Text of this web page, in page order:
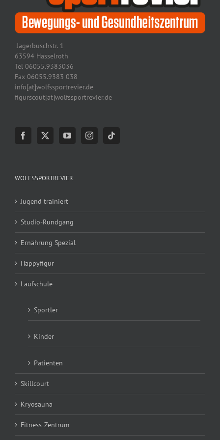
Jägerbuschstr. 1
63594 Hasselroth
Tel 06055.9383036
Fax 06055.9383 038
info[at]wolfssportrevier.de
figurscout[at]wolfssportrevier.de
WOLFSSPORTREVIER
Jugend trainiert
Studio-Rundgang
Ernährung Spezial
Happyfigur
Laufschule
Sportler
Kinder
Patienten
Skillcourt
Kryosauna
Fitness-Zentrum